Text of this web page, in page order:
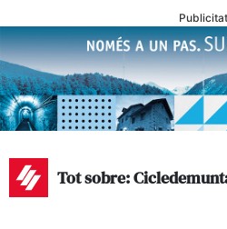
Publicitat
Tot sobre: